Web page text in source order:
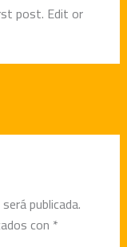
post. Edit or
publicada.
con *